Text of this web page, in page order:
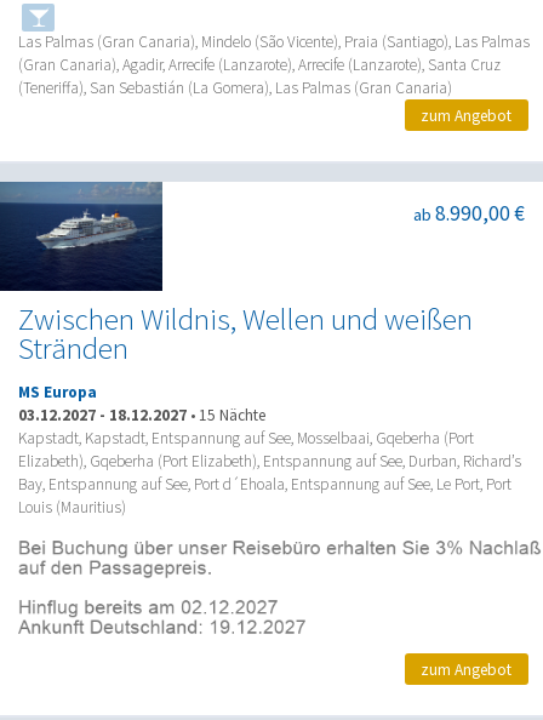
Las Palmas (Gran Canaria), Mindelo (São Vicente), Praia (Santiago), Las Palmas
(Gran Canaria), Agadir, Arrecife (Lanzarote), Arrecife (Lanzarote), Santa Cruz
(Teneriffa), San Sebastián (La Gomera), Las Palmas (Gran Canaria)
zum Angebot
Zwischen Wildnis, Wellen und weißen
Stränden
ab 8.990,00 €
MS Europa
03.12.2027 - 18.12.2027 • 15 Nächte
Kapstadt, Kapstadt, Entspannung auf See, Mosselbaai, Gqeberha (Port
Elizabeth), Gqeberha (Port Elizabeth), Entspannung auf See, Durban, Richard’s
Bay, Entspannung auf See, Port d´Ehoala, Entspannung auf See, Le Port, Port
Louis (Mauritius)
zum Angebot